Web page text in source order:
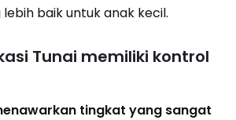
baik untuk anak kecil.
Tunai memiliki kontrol
tingkat yang sangat